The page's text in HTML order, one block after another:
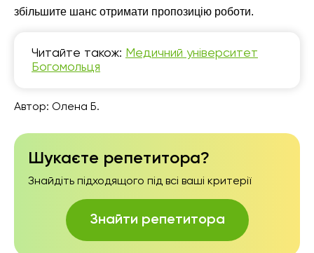
збільшите шанс отримати пропозицію роботи.
Читайте також: Медичний університет
Богомольця
Автор: Олена Б.
Шукаєте репетитора?
Знайдіть підходящого під всі ваші критерії
Знайти репетитора